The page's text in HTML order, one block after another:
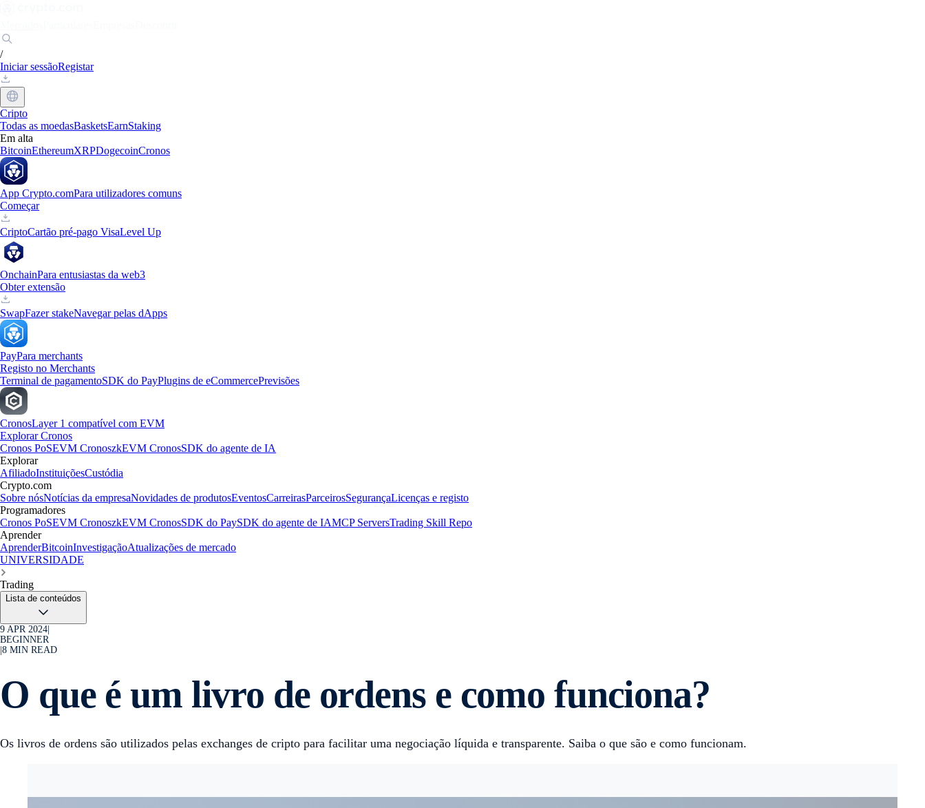
/
Iniciar sessãoRegistar
Cripto
Todas as moedasBasketsEarnStaking
Em alta
BitcoinEthereumXRPDogecoinCronos
App Crypto.comPara utilizadores comuns
Começar
CriptoCartão pré-pago VisaLevel Up
OnchainPara entusiastas da web3
Obter extensão
SwapFazer stakeNavegar pelas dApps
PayPara merchants
Registo no Merchants
Terminal de pagamentoSDK do PayPlugins de eCommercePrevisões
CronosLayer 1 compatível com EVM
Explorar Cronos
Cronos PoSEVM CronoszkEVM CronosSDK do agente de IA
Explorar
AfiliadoInstituiçõesCustódia
Crypto.com
Sobre nósNotícias da empresaNovidades de produtosEventosCarreirasParceirosSegurançaLicenças e registo
Programadores
Cronos PoSEVM CronoszkEVM CronosSDK do PaySDK do agente de IAMCP ServersTrading Skill Repo
Aprender
AprenderBitcoinInvestigaçãoAtualizações de mercado
UNIVERSIDADE
Trading
Lista de conteúdos
9 APR 2024
BEGINNER
8 MIN READ
O que é um livro de ordens e como funciona?
Os livros de ordens são utilizados pelas exchanges de cripto para facilitar uma negociação líquida e transparente. Saiba o que são e como funcionam.